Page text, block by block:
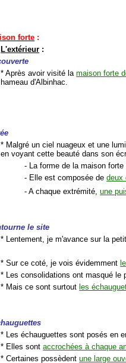
forte :
L'extérieur :
* Après avoir visité lamaison forte
hameau d'Albinhac.
* Malgré un ciel nuageux et une
en voyant cette beauté dans son
- La forme de la maison forte
- Elle est composée dedeux
- A chaque extrémité,une
le site
* Lentement, je m'avance sur la
* Sur ce coté, je vois évidemment
* Les consolidations ont masqué le
* Mais ce sont surtout les
* Les échauguettes sont posés en
* Elles sontaccrochées à chaque
* Certaines possèdentune large